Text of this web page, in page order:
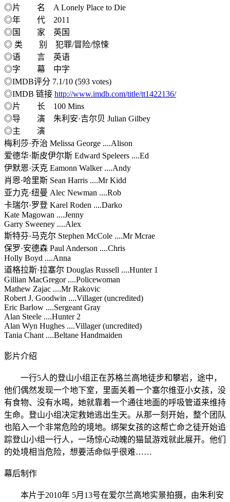
◎片 名 A Lonely Place to Die
◎年 代 2011
◎国 家 英国
◎ 类 别 犯罪/冒险/惊悚
◎语 言 英语
◎字 幕 中字
◎IMDB评分 7.1/10 (593 votes)
◎IMDB 链接 http://www.imdb.com/title/tt1422136/
◎片 长 100 Mins
◎导 演 朱利安·吉尔贝 Julian Gilbey
◎主 演
梅利莎·乔治 Melissa George ....Alison
爱德华·斯皮伊尔斯 Edward Speleers ....Ed
伊默恩·沃克 Eamonn Walker ....Andy
肖恩·哈里斯 Sean Harris ....Mr Kidd
亚力克·纽曼 Alec Newman ....Rob
卡瑞尔·罗登 Karel Roden ....Darko
Kate Magowan ....Jenny
Garry Sweeney ....Alex
斯特芬·马克尔 Stephen McCole ....Mr Mcrae
保罗·安德森 Paul Anderson ....Chris
Holly Boyd ....Anna
道格拉斯·拉塞尔 Douglas Russell ....Hunter 1
Gillian MacGregor ....Policewoman
Mathew Zajac ....Mr Rakovic
Robert J. Goodwin ....Villager (uncredited)
Eric Barlow ....Sergeant Gray
Alan Steele ....Hunter 2
Alan Wyn Hughes ....Villager (uncredited)
Tania Chant ....Beltane Handmaiden
影片介绍
一行5人的登山小组正在苏格兰高地徒步和攀岩，途中，
他们偶然发现一个地下室，里面关着一个塞尔维亚小女孩，没
有食物、没有水喝，她就靠着一个通往地面的呼吸管道来维持
生命。登山小组决定救她逃出生天。从那一刻开始，整个团队
也陷入一个非常危险的境地。绑架女孩的这帮亡命之徒开始追
踪登山小组一行人，一场惊心动魄的猫鼠游戏就此展开。他们
的处境相当危险，想要活命似乎很难……
幕后制作
本片于2010年 5月13号在爱尔兰高地实景拍摄，由朱利安